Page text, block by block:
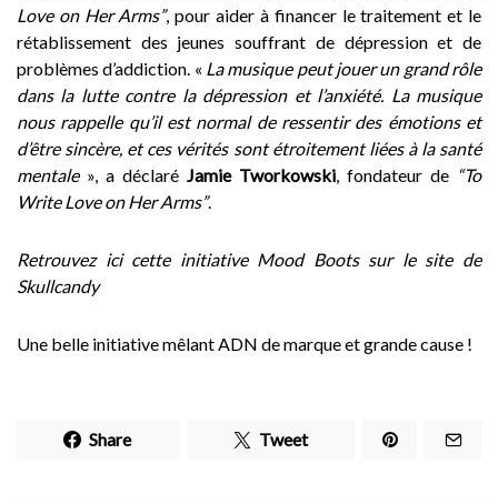
Love on Her Arms”, pour aider à financer le traitement et le
rétablissement des jeunes souffrant de dépression et de
problèmes d’addiction. « La musique peut jouer un grand rôle
dans la lutte contre la dépression et l’anxiété. La musique
nous rappelle qu’il est normal de ressentir des émotions et
d’être sincère, et ces vérités sont étroitement liées à la santé
mentale», a déclaré Jamie Tworkowski , fondateur de “To
Write Love on Her Arms”.
Retrouvez ici cette initiative Mood Boots sur le site de
Skullcandy
Une belle initiative mêlant ADN de marque et grande cause !
Share Tweet